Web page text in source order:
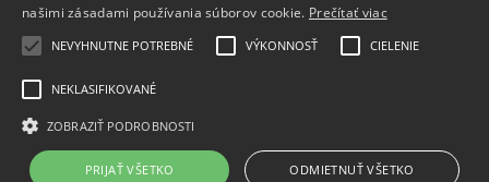
Potlač reklamných predmetov
Cookies
Copyright 2017 - 2026 © ProfiKancelaria.sk
našimi zásadami používania súborov cookie. Prečítať viac
NEVYHNUTNE POTREBNÉ VÝKONNOSŤ CIELENIE
NEKLASIFIKOVANÉ
ZOBRAZIŤ PODROBNOSTI
PRIJAŤ VŠETKO ODMIETNUŤ VŠETKO